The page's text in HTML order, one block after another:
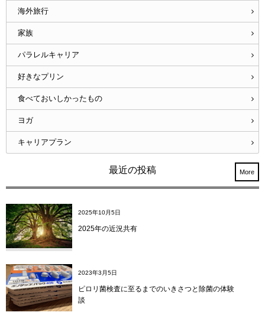
海外旅行
家族
パラレルキャリア
好きなプリン
食べておいしかったもの
ヨガ
キャリアプラン
最近の投稿
2025年10月5日
2025年の近況共有
2023年3月5日
ピロリ菌検査に至るまでのいきさつと除菌の体験
談
More